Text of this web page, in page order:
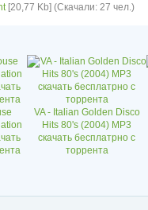
[20,77 Kb] (Скачали: 27 чел.)
VA - Italian Golden Disco
Hits 80's (2004) MP3
скачать бесплатрно с
торрента